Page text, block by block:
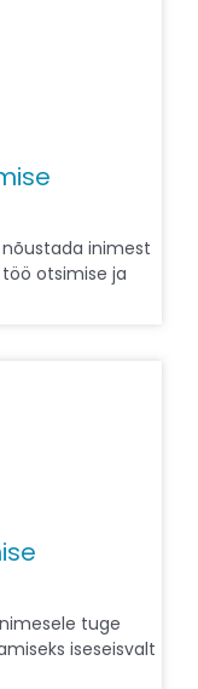
inimest
otsimise ja
tuge
iseseisvalt